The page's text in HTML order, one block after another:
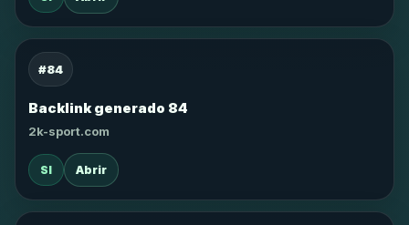
#84
Backlink generado 84
2k-sport.com
SI Abrir